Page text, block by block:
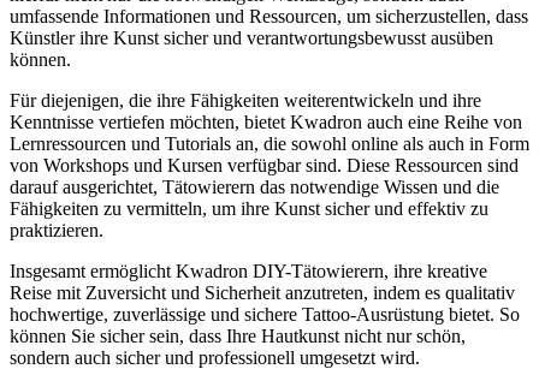
umfassende Informationen und Ressourcen, um sicherzustellen, dass
Künstler ihre Kunst sicher und verantwortungsbewusst ausüben
können.
Für diejenigen, die ihre Fähigkeiten weiterentwickeln und ihre
Kenntnisse vertiefen möchten, bietet Kwadron auch eine Reihe von
Lernressourcen und Tutorials an, die sowohl online als auch in Form
von Workshops und Kursen verfügbar sind. Diese Ressourcen sind
darauf ausgerichtet, Tätowierern das notwendige Wissen und die
Fähigkeiten zu vermitteln, um ihre Kunst sicher und effektiv zu
praktizieren.
Insgesamt ermöglicht Kwadron DIY-Tätowierern, ihre kreative
Reise mit Zuversicht und Sicherheit anzutreten, indem es qualitativ
hochwertige, zuverlässige und sichere Tattoo-Ausrüstung bietet. So
können Sie sicher sein, dass Ihre Hautkunst nicht nur schön,
sondern auch sicher und professionell umgesetzt wird.